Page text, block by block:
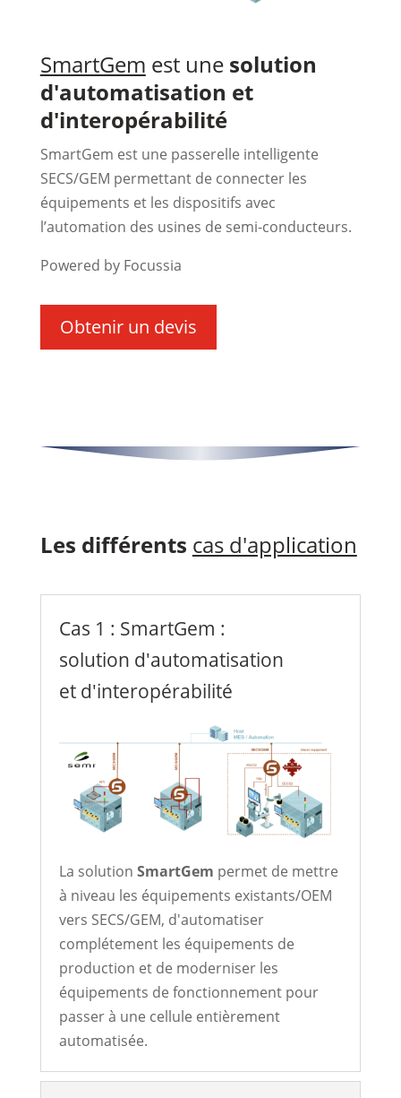
SmartGem est une solution
d'automatisation et
d'interopérabilité
SmartGem est une passerelle intelligente
SECS/GEM permettant de connecter les
équipements et les dispositifs avec
l’automation des usines de semi-conducteurs.
Powered by Focussia
Obtenir un devis
Les différents cas d'application
Cas 1 : SmartGem :
solution d'automatisation
et d'interopérabilité
La solution SmartGem permet de mettre
à niveau les équipements existants/OEM
vers SECS/GEM, d'automatiser
complétement les équipements de
production et de moderniser les
équipements de fonctionnement pour
passer à une cellule entièrement
automatisée.